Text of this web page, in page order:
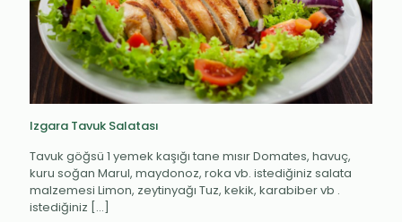
Izgara Tavuk Salatası
Tavuk göğsü 1 yemek kaşığı tane mısır Domates, havuç,
kuru soğan Marul, maydonoz, roka vb. istediğiniz salata
malzemesi Limon, zeytinyağı Tuz, kekik, karabiber vb .
istediğiniz […]